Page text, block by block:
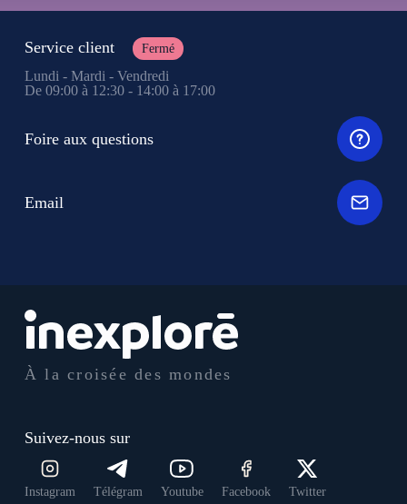
À la croisée des mondes
Suivez-nous sur
Instagram Télégram Youtube Facebook Twitter
Service client Fermé
Lundi - Mardi - Vendredi
De 09:00 à 12:30 - 14:00 à 17:00
Foire aux questions
Email